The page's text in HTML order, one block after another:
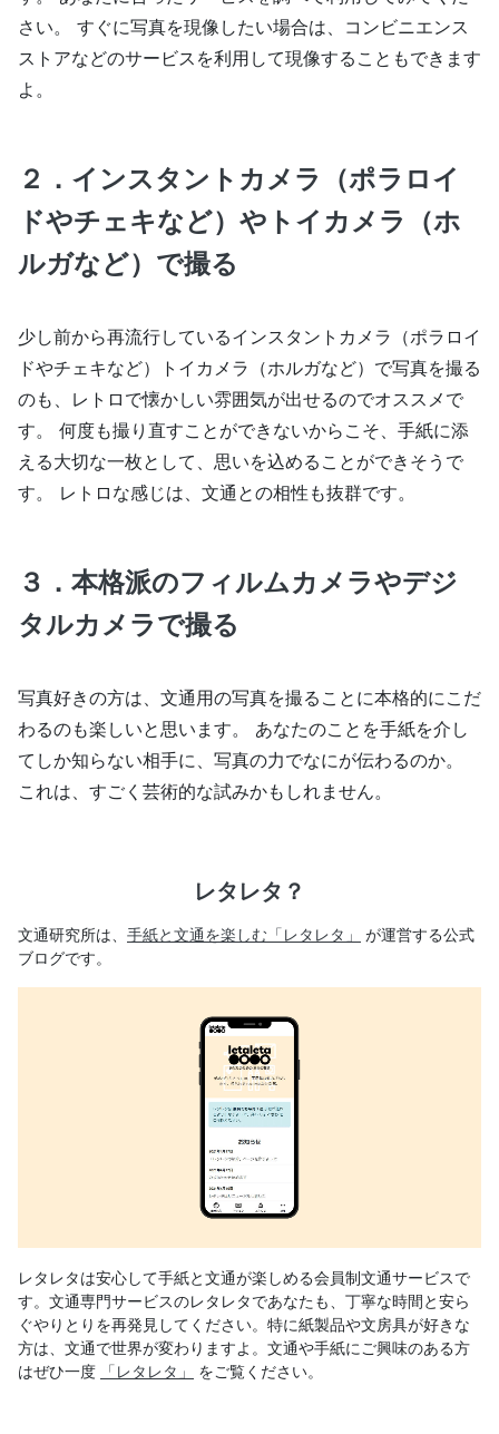
さい。 すぐに写真を現像したい場合は、コンビニエンス
ストアなどのサービスを利用して現像することもできます
よ。
２．インスタントカメラ（ポラロイ
ドやチェキなど）やトイカメラ（ホ
ルガなど）で撮る
少し前から再流行しているインスタントカメラ（ポラロイ
ドやチェキなど）トイカメラ（ホルガなど）で写真を撮る
のも、レトロで懐かしい雰囲気が出せるのでオススメで
す。 何度も撮り直すことができないからこそ、手紙に添
える大切な一枚として、思いを込めることができそうで
す。 レトロな感じは、文通との相性も抜群です。
３．本格派のフィルムカメラやデジ
タルカメラで撮る
写真好きの方は、文通用の写真を撮ることに本格的にこだ
わるのも楽しいと思います。 あなたのことを手紙を介し
てしか知らない相手に、写真の力でなにが伝わるのか。
これは、すごく芸術的な試みかもしれません。
レタレタ？
文通研究所は、 手紙と文通を楽しむ「レタレタ」
が運営する公式
ブログです。
レタレタは安心して手紙と文通が楽しめる会員制文通サービスで
す。文通専門サービスのレタレタであなたも、丁寧な時間と安ら
ぐやりとりを再発見してください。特に紙製品や文房具が好きな
方は、文通で世界が変わりますよ。文通や手紙にご興味のある方
はぜひ一度
「レタレタ」 をご覧ください。